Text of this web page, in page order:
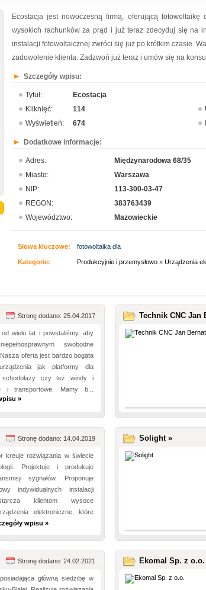
Ecostacja jest nowoczesną firmą, oferującą
wysokich rachunków za prąd i już teraz zdecyduj się na
instalacji fotowoltaicznej zwróci się już po krótkim czasie.
zadowolenie klienta. Zadzwoń już teraz i umów się na
Szczegóły wpisu:
Tytuł:
Ecostacja
Kliknięć:
114
Wyświetleń:
674
Dodatkowe informacje:
Adres:
Międzynarodowa 68/35
Miasto:
Warszawa
NIP:
113-300-03-47
REGON:
383763439
Województwo:
Mazowieckie
Słowa kluczowe: fotowoltaika dla
Kategorie: Produkcyjnie i przemysłowo » Urządzenia
Stronę dodano: 25.04.2017
wielu lat i powstaliśmy, aby
swobodne
oferta jest bardzo bogata
jak platformy dla
schodołazy czy też windy i
i transportowe. Mamy b...
»
Technik CNC Jan
Stronę dodano: 14.04.2019
kreuje rozwiązania w świecie
Projektuje i produkuje
sygnałów. Proponuje
indywidualnych instalacji
klientom wysoce
elektroniczne, które
wpisu »
Solight »
Stronę dodano: 24.02.2021
główną siedzibę w
Ekomal Sp. z o.o.